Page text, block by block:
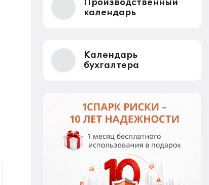
Производственный
календарь
Календарь
бухгалтера